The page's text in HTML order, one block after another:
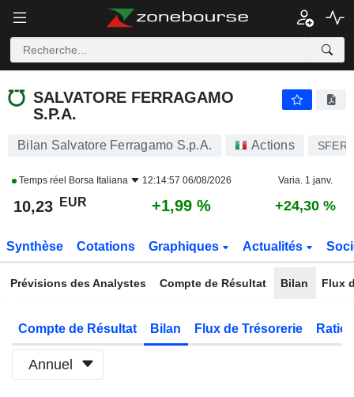
SALVATORE FERRAGAMO
S.P.A.
Bilan Salvatore Ferragamo S.p.A. Actions SFER
Temps réel Borsa Italiana 12:14:57 06/08/2026 Varia. 1 janv.
10,23 EUR +1,99 % +24,30 %
Synthèse Cotations Graphiques Actualités
Prévisions des Analystes Compte de Résultat Bilan Flux
Compte de Résultat Bilan Flux de Trésorerie
Annuel